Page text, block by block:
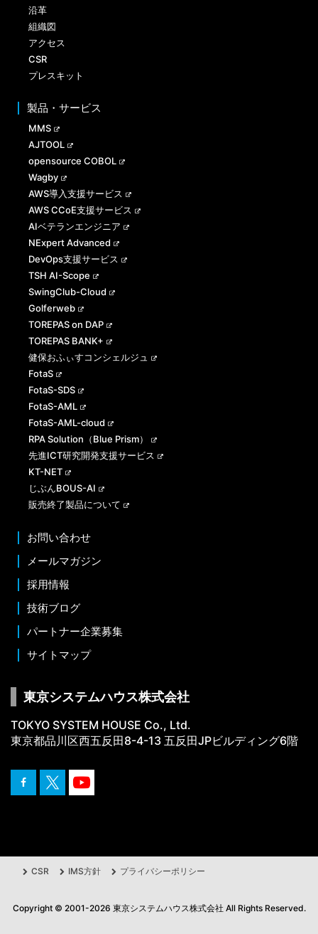
沿革
組織図
アクセス
CSR
プレスキット
製品・サービス
MMS
AJTOOL
opensource COBOL
Wagby
AWS導入支援サービス
AWS CCoE支援サービス
AIベテランエンジニア
NExpert Advanced
DevOps支援サービス
TSH AI-Scope
SwingClub-Cloud
Golferweb
TOREPAS on DAP
TOREPAS BANK+
健保おふぃすコンシェルジュ
FotaS
FotaS-SDS
FotaS-AML
FotaS-AML-cloud
RPA Solution（Blue Prism）
先進ICT研究開発支援サービス
KT-NET
じぶんBOUS-AI
販売終了製品について
お問い合わせ
メールマガジン
採用情報
技術ブログ
パートナー企業募集
サイトマップ
東京システムハウス株式会社
TOKYO SYSTEM HOUSE Co., Ltd.
東京都品川区西五反田8-4-13 五反田JPビルディング6階
Copyright © 2001-2026 東京システムハウス株式会社 All Rights Reserved.
CSR IMS方針 プライバシーポリシー